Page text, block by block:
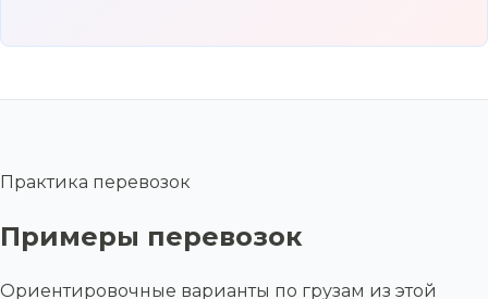
Практика перевозок
Примеры перевозок
Ориентировочные варианты по грузам из этой